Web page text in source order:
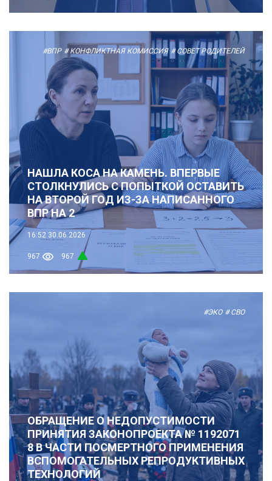
#ВПР # КОНФЛИКТНАЯ КОМИССИЯ # СОВЕТ РОДИТЕЛЕЙ
НАШЛА КОСА НА КАМЕНЬ. ВПЕРВЫЕ
СТОЛКНУЛИСЬ С ПОПЫТКОЙ ОСТАВИТЬ
НА ВТОРОЙ ГОД ИЗ-ЗА НАПИСАННОГО
ВПР НА 2
16:52 30.06.2026
967 967
#ЭКО # СВО
ОБРАЩЕНИЕ О НЕДОПУСТИМОСТИ
ПРИНЯТИЯ ЗАКОНОПРОЕКТА № 1192071
8 В ЧАСТИ ПОСМЕРТНОГО ПРИМЕНЕНИЯ
ВСПОМОГАТЕЛЬНЫХ РЕПРОДУКТИВНЫХ
ТЕХНОЛОГИЙ